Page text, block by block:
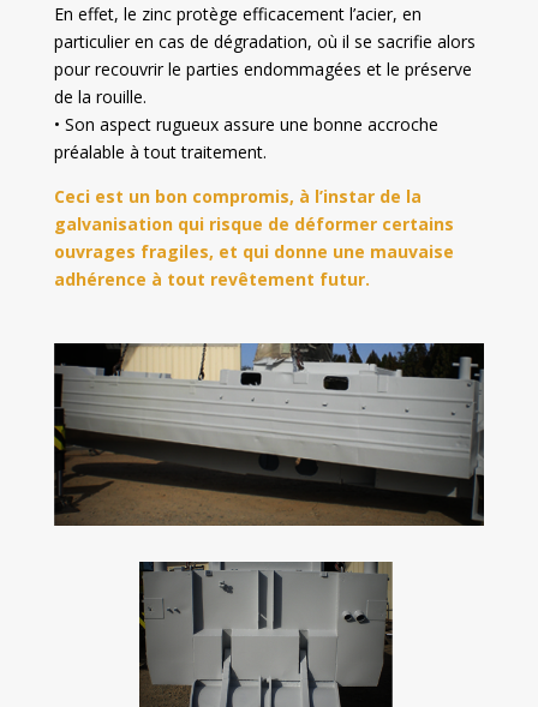
En effet, le zinc protège efficacement l’acier, en
particulier en cas de dégradation, où il se sacrifie alors
pour recouvrir le parties endommagées et le préserve
de la rouille.
• Son aspect rugueux assure une bonne accroche
préalable à tout traitement.
Ceci est un bon compromis, à l’instar de la
galvanisation qui risque de déformer certains
ouvrages fragiles, et qui donne une mauvaise
adhérence à tout revêtement futur.